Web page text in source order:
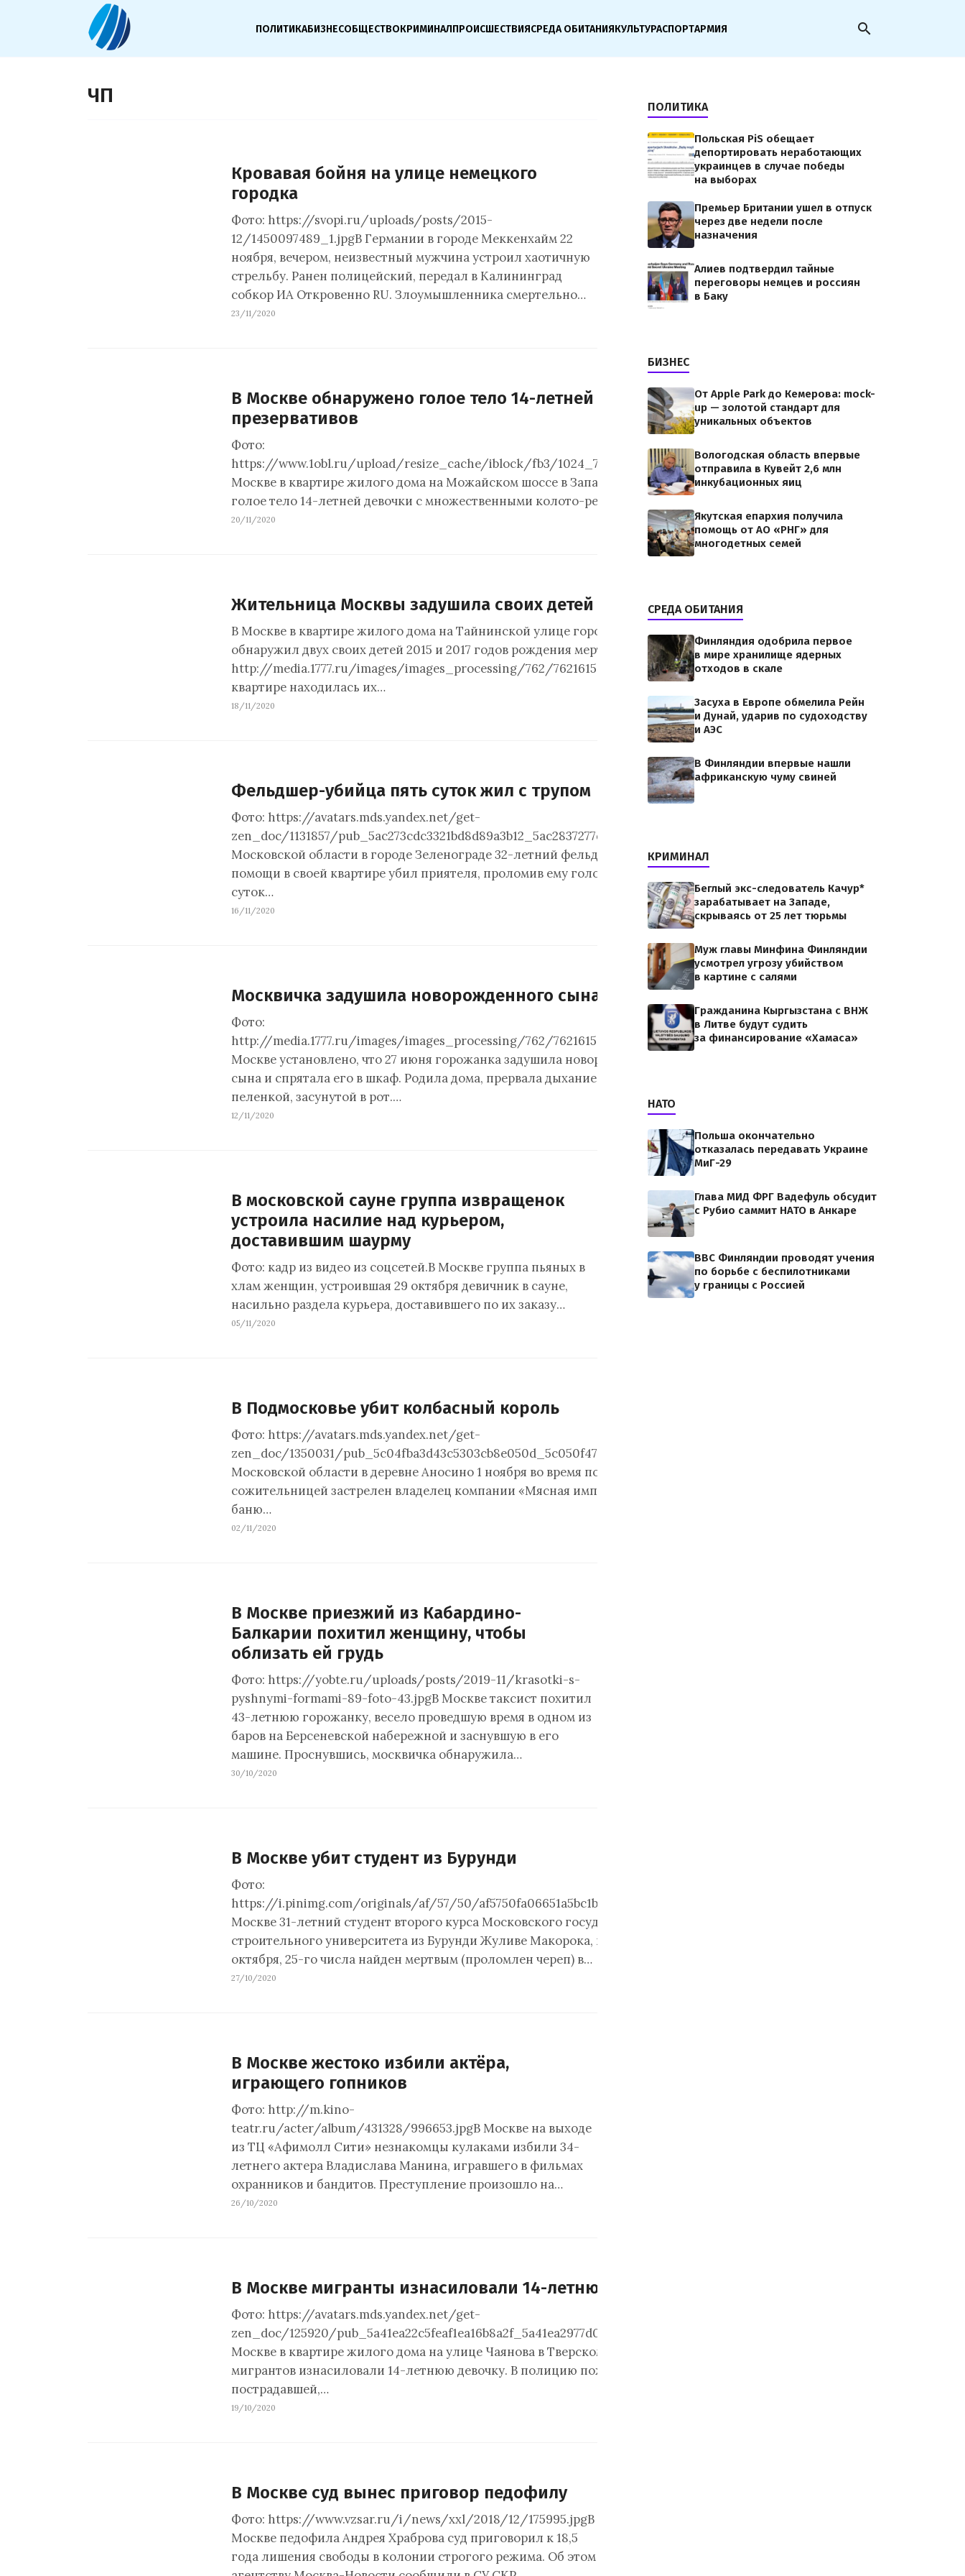
ПОЛИТИКАБИЗНЕСОБЩЕСТВОКРИМИНАЛПРОИСШЕСТВИЯСРЕДА ОБИТАНИЯКУЛЬТУРАСПОРТАРМИЯ search
ЧП
Кровавая бойня на улице немецкого
городка
Фото: https://svopi.ru/uploads/posts/2015-
12/1450097489_1.jpgВ Германии в городе Меккенхайм 22
ноября, вечером, неизвестный мужчина устроил хаотичную
стрельбу. Ранен полицейский, передал в Калининград
собкор ИА Откровенно RU. Злоумышленника смертельно…
23/11/2020
В Москве обнаружено голое тело 14-летней девочки посреди таблеток и
презервативов
Фото:
https://www.1obl.ru/upload/resize_cache/iblock/fb3/1024_768_2/fb3662df2c033d1328869e5b93b36049.jpgВ
Москве в квартире жилого дома на Можайском шоссе в Западном административном округе обнаружено
голое тело 14-летней девочки с множественными колото-резаными ранами; рядом —…
20/11/2020
Жительница Москвы задушила своих детей
В Москве в квартире жилого дома на Тайнинской улице горожанин
обнаружил двух своих детей 2015 и 2017 годов рождения мертвыми. Фото:
http://media.1777.ru/images/images_processing/762/7621615069607691.jpegВ
квартире находилась их…
18/11/2020
Фельдшер-убийца пять суток жил с трупом
Фото: https://avatars.mds.yandex.net/get-
zen_doc/1131857/pub_5ac273cdc3321bd8d89a3b12_5ac2837277d0e6d753628cca/scale_1200В
Московской области в городе Зеленограде 32-летний фельдшер местной скорой
помощи в своей квартире убил приятеля, проломив ему голову железным прутом, и пять
суток…
16/11/2020
Москвичка задушила новорожденного сына
Фото:
http://media.1777.ru/images/images_processing/762/7621615069607691.jpegВ
Москве установлено, что 27 июня горожанка задушила новорожденного
сына и спрятала его в шкаф. Родила дома, прервала дыхание младенца
пеленкой, засунутой в рот.…
12/11/2020
В московской сауне группа извращенок
устроила насилие над курьером,
доставившим шаурму
Фото: кадр из видео из соцсетей.В Москве группа пьяных в
хлам женщин, устроившая 29 октября девичник в сауне,
насильно раздела курьера, доставившего по их заказу…
05/11/2020
В Подмосковье убит колбасный король
Фото: https://avatars.mds.yandex.net/get-
zen_doc/1350031/pub_5c04fba3d43c5303cb8e050d_5c050f478fcf08045232402b/scale_1200В
Московской области в деревне Аносино 1 ноября во время помывки в бане с
сожительницей застрелен владелец компании «Мясная империя» Вячеслав Маругов. В
баню…
02/11/2020
В Москве приезжий из Кабардино-
Балкарии похитил женщину, чтобы
облизать ей грудь
Фото: https://yobte.ru/uploads/posts/2019-11/krasotki-s-
pyshnymi-formami-89-foto-43.jpgВ Москве таксист похитил
43-летнюю горожанку, весело проведшую время в одном из
баров на Берсеневской набережной и заснувшую в его
машине. Проснувшись, москвичка обнаружила…
30/10/2020
В Москве убит студент из Бурунди
Фото:
https://i.pinimg.com/originals/af/57/50/af5750fa06651a5bc1b0dc3e999cfff9.jpgВ
Москве 31-летний студент второго курса Московского государственного
строительного университета из Бурунди Жуливе Макорока, пропавший 22
октября, 25-го числа найден мертвым (проломлен череп) в…
27/10/2020
В Москве жестоко избили актёра,
играющего гопников
Фото: http://m.kino-
teatr.ru/acter/album/431328/996653.jpgВ Москве на выходе
из ТЦ «Афимолл Сити» незнакомцы кулаками избили 34-
летнего актера Владислава Манина, игравшего в фильмах
охранников и бандитов. Преступление произошло на…
26/10/2020
В Москве мигранты изнасиловали 14-летнюю школьницу
Фото: https://avatars.mds.yandex.net/get-
zen_doc/125920/pub_5a41ea22c5feaf1ea16b8a2f_5a41ea2977d0e6f770350e48/scale_1200В
Москве в квартире жилого дома на улице Чаянова в Тверском районе 18 октября двое
мигрантов изнасиловали 14-летнюю девочку. В полицию пожаловался отец
пострадавшей,…
19/10/2020
В Москве суд вынес приговор педофилу
Фото: https://www.vzsar.ru/i/news/xxl/2018/12/175995.jpgВ
Москве педофила Андрея Храброва суд приговорил к 18,5
года лишения свободы в колонии строгого режима. Об этом
ПОЛИТИКА
Польская PiS обещает
депортировать неработающих
украинцев в случае победы
на выборах
Премьер Британии ушел в отпуск
через две недели после
назначения
Алиев подтвердил тайные
переговоры немцев и россиян
в Баку
БИЗНЕС
От Apple Park до Кемерова: mock-
up — золотой стандарт для
уникальных объектов
Вологодская область впервые
отправила в Кувейт 2,6 млн
инкубационных яиц
Якутская епархия получила
помощь от АО «РНГ» для
многодетных семей
СРЕДА ОБИТАНИЯ
Финляндия одобрила первое
в мире хранилище ядерных
отходов в скале
Засуха в Европе обмелила Рейн
и Дунай, ударив по судоходству
и АЭС
В Финляндии впервые нашли
африканскую чуму свиней
КРИМИНАЛ
Беглый экс-следователь Качур*
зарабатывает на Западе,
скрываясь от 25 лет тюрьмы
Муж главы Минфина Финляндии
усмотрел угрозу убийством
в картине с салями
Гражданина Кыргызстана с ВНЖ
в Литве будут судить
за финансирование «Хамаса»
НАТО
Польша окончательно
отказалась передавать Украине
МиГ-29
Глава МИД ФРГ Вадефуль обсудит
с Рубио саммит НАТО в Анкаре
ВВС Финляндии проводят учения
по борьбе с беспилотниками
у границы с Россией